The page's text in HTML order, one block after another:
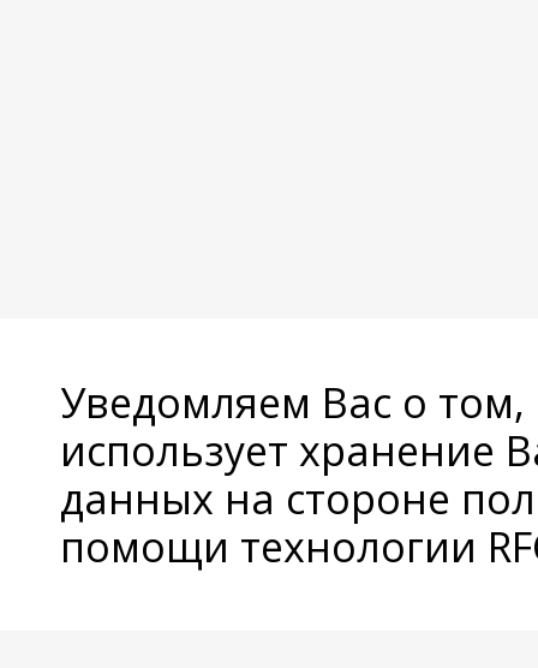
Уведомляем Вас о
использует хранение
данных на стороне
помощи технологии